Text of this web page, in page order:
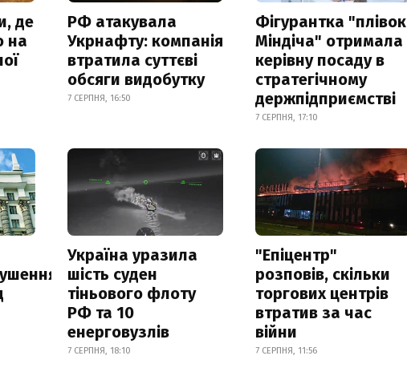
де
на
РФ атакувала
Укрнафту: компанія
втратила суттєві
обсяги видобутку
7 СЕРПНЯ, 16:50
Фігурантка "плівок
Міндіча" отримала
керівну посаду в
стратегічному
держпідприємстві
7 СЕРПНЯ, 17:10
Україна уразила
шість суден
тіньового флоту
РФ та 10
енерговузлів
7 СЕРПНЯ, 18:10
"Епіцентр"
розповів, скільки
торгових центрів
втратив за час
війни
7 СЕРПНЯ, 11:56